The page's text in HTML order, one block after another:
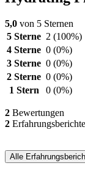
5,0 von 5 Sternen
5 Sterne 2 (100%)
4 Sterne 0 (0%)
3 Sterne 0 (0%)
2 Sterne 0 (0%)
1 Stern
0 (0%)
2 Bewertungen
2
Alle